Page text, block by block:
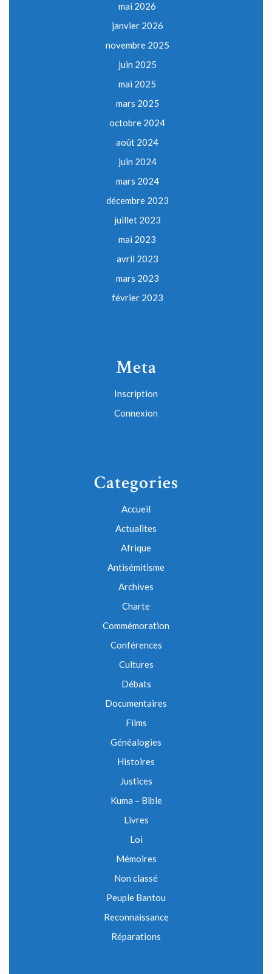
mai 2026
janvier 2026
novembre 2025
juin 2025
mai 2025
mars 2025
octobre 2024
août 2024
juin 2024
mars 2024
décembre 2023
juillet 2023
mai 2023
avril 2023
mars 2023
février 2023
Meta
Inscription
Connexion
Categories
Accueil
Actualites
Afrique
Antisémitisme
Archives
Charte
Commémoration
Conférences
Cultures
Débats
Documentaires
Films
Généalogies
Histoires
Justices
Kuma – Bible
Livres
Loi
Mémoires
Non classé
Peuple Bantou
Reconnaissance
Réparations